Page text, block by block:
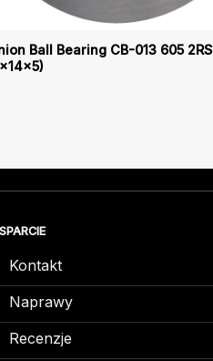
Ball Bearing CB-013 605 2RS
Kontakt
Naprawy
Recenzje